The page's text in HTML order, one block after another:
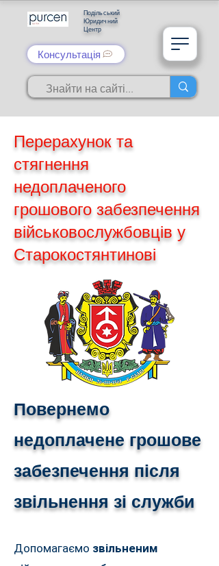
Подільський
Юридичний
Центр
Консультація
Перерахунок та
стягнення
недоплаченого
грошового забезпечення
військовослужбовців у
Старокостянтинові
Повернемо
недоплачене грошове
забезпечення після
звільнення зі служби
Допомагаємо звільненим